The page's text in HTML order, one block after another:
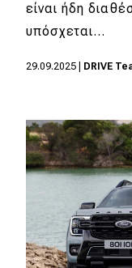
είναι ήδη
υπόσχεται…
29.09.2025 DRIVE